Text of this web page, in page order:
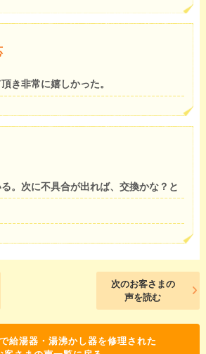
き非常に嬉しかった。
。次に不具合が出れば、交換かな？と
次のお客さまの
声を読む
給湯器・湯沸かし器を修理された